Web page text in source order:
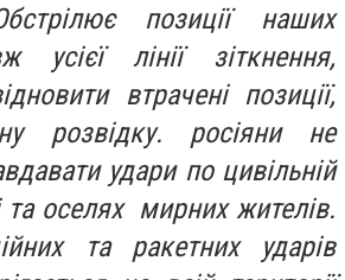
позиції наших
усієї лінії зіткнення,
втрачені позиції,
розвідку. росіяни не
удари по цивільній
та оселях мирних жителів.
та ракетних ударів